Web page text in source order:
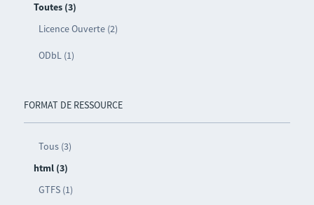
Toutes (3)
Licence Ouverte (2)
ODbL (1)
FORMAT DE RESSOURCE
Tous (3)
html (3)
GTFS (1)